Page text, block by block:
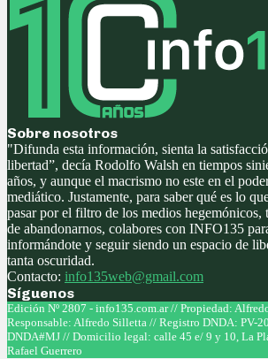
Sobre nosotros
"Difunda esta información, sienta la
libertad”, decía Rodolfo Walsh en tiempos
años, y aunque el macrismo no este en el
mediático. Justamente, para saber qué es lo
pasar por el filtro de los medios hegemónicos,
de abandonarnos, colabores con INFO135
informándote y seguir siendo un espacio de
tanta oscuridad.
Contacto: info135web@gmail.com
Síguenos
Facebook
Twitter
Instagram
Youtube
Edición Nº 2807 - info135.com.ar // Propiedad:
Responsable: Alfredo Silletta // Registro DNDA: PV-
DNDA#MJ // Domicilio legal: calle 45 e/ 9 y 10, La
Rafael Guerrero